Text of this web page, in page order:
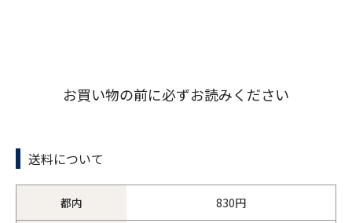
お買い物の前に必ずお読みください
送料について
都内 830円